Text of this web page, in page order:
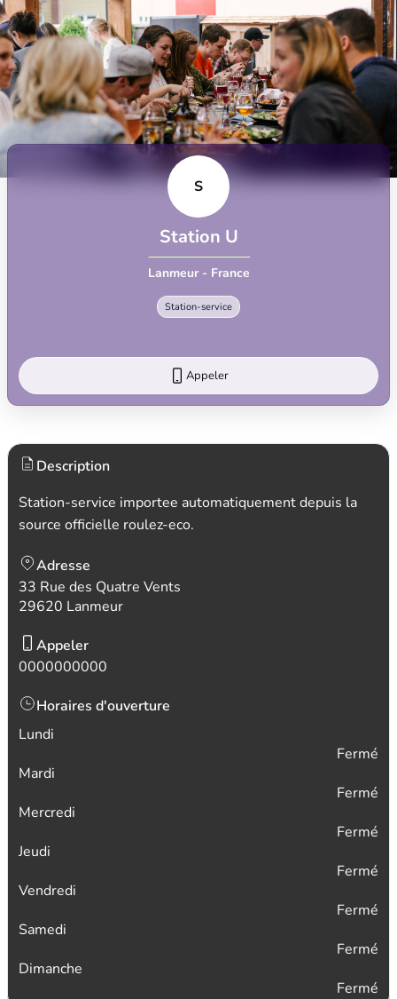
S
Station U
Lanmeur - France
Station-service
Appeler
Description
Station-service importee automatiquement depuis la
source officielle roulez-eco.
Adresse
33 Rue des Quatre Vents
29620 Lanmeur
Appeler
0000000000
Horaires d'ouverture
Lundi
Fermé
Mardi
Fermé
Mercredi
Fermé
Jeudi
Fermé
Vendredi
Fermé
Samedi
Fermé
Dimanche
Fermé